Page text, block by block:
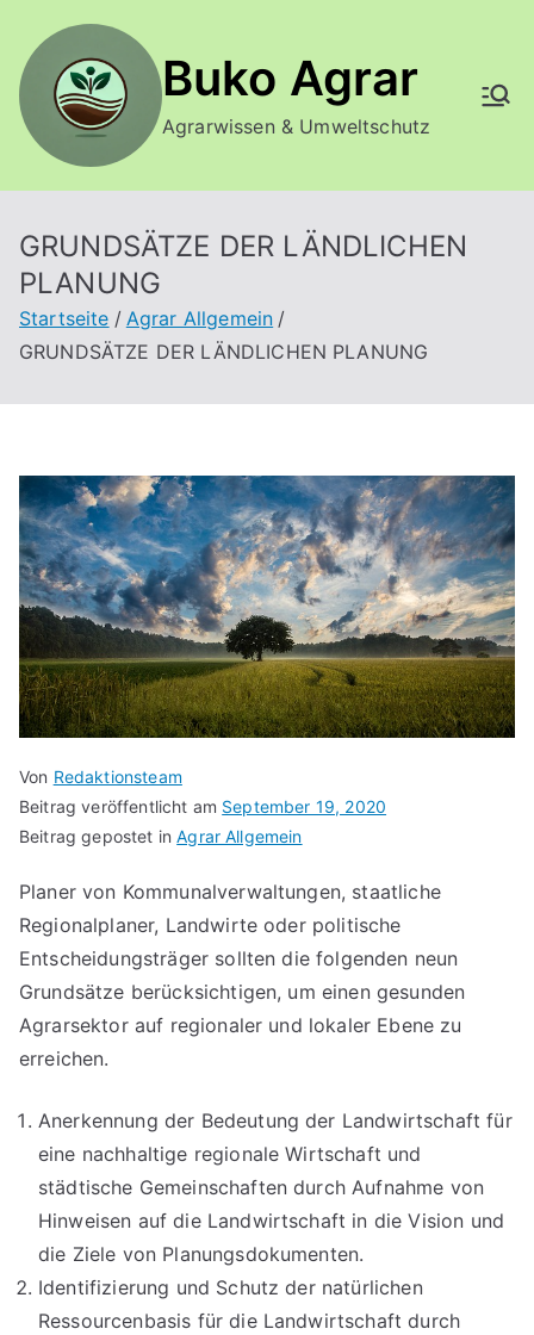
Inhalt
springen
Buko Agrar
Agrarwissen & Umweltschutz
GRUNDSÄTZE DER LÄNDLICHEN
PLANUNG
Startseite
Agrar Allgemein
GRUNDSÄTZE DER LÄNDLICHEN PLANUNG
Von Redaktionsteam
Beitrag veröffentlicht am September 19, 2020
Beitrag gepostet inAgrar Allgemein
Planer von Kommunalverwaltungen, staatliche
Regionalplaner, Landwirte oder politische
Entscheidungsträger sollten die folgenden neun
Grundsätze berücksichtigen, um einen gesunden
Agrarsektor auf regionaler und lokaler Ebene zu
erreichen.
Anerkennung der Bedeutung der Landwirtschaft für
eine nachhaltige regionale Wirtschaft und
städtische Gemeinschaften durch Aufnahme von
Hinweisen auf die Landwirtschaft in die Vision und
die Ziele von Planungsdokumenten.
Identifizierung und Schutz der natürlichen
Ressourcenbasis für die Landwirtschaft durch